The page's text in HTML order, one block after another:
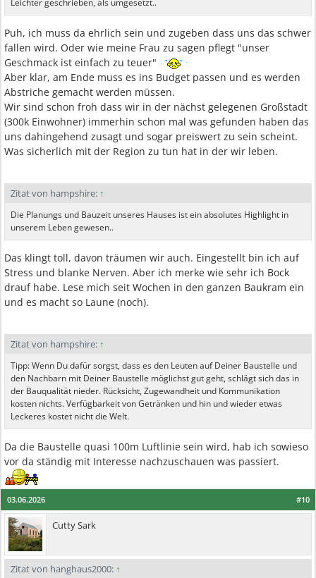
Leichter geschrieben, als umgesetzt..
Puh, ich muss da ehrlich sein und zugeben dass uns das schwer
fallen wird. Oder wie meine Frau zu sagen pflegt "unser
Geschmack ist einfach zu teuer"
Aber klar, am Ende muss es ins Budget passen und es werden
Abstriche gemacht werden müssen.
Wir sind schon froh dass wir in der nächst gelegenen Großstadt
(300k Einwohner) immerhin schon mal was gefunden haben das
uns dahingehend zusagt und sogar preiswert zu sein scheint.
Was sicherlich mit der Region zu tun hat in der wir leben.
Zitat von hampshire: ↑
Die Planungs und Bauzeit unseres Hauses ist ein absolutes Highlight in
unserem Leben gewesen..
Das klingt toll, davon träumen wir auch. Eingestellt bin ich auf
Stress und blanke Nerven. Aber ich merke wie sehr ich Bock
drauf habe. Lese mich seit Wochen in den ganzen Baukram ein
und es macht so Laune (noch).
Zitat von hampshire: ↑
Tipp: Wenn Du dafür sorgst, dass es den Leuten auf Deiner Baustelle und
den Nachbarn mit Deiner Baustelle möglichst gut geht, schlägt sich das in
der Bauqualität nieder. Rücksicht, Zugewandheit und Kommunikation
kosten nichts. Verfügbarkeit von Getränken und hin und wieder etwas
Leckeres kostet nicht die Welt.
Da die Baustelle quasi 100m Luftlinie sein wird, hab ich sowieso
vor da ständig mit Interesse nachzuschauen was passiert.
#10
03.06.2026
Cutty Sark
Zitat von hanghaus2000: ↑